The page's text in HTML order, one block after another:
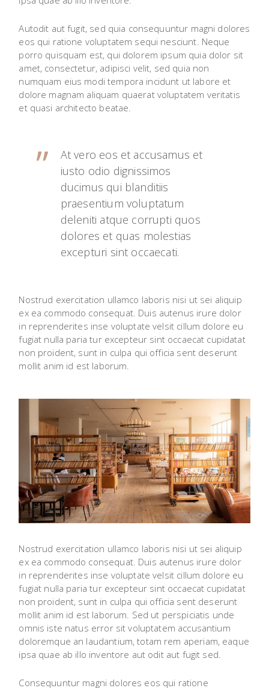
Autodit aut fugit, sed quia consequuntur magni dolores
eos qui ratione voluptatem sequi nesciunt. Neque
porro quisquam est, qui dolorem ipsum quia dolor sit
amet, consectetur, adipisci velit, sed quia non
numquam eius modi tempora incidunt ut labore et
dolore magnam aliquam quaerat voluptatem veritatis
et quasi architecto beatae.
At vero eos et accusamus et
iusto odio dignissimos
ducimus qui blanditiis
praesentium voluptatum
deleniti atque corrupti quos
dolores et quas molestias
excepturi sint occaecati.
Nostrud exercitation ullamco laboris nisi ut sei aliquip
ex ea commodo consequat. Duis autenus irure dolor
in reprenderites inse voluptate velsit cillum dolore eu
fugiat nulla paria tur excepteur sint occaecat cupidatat
non proident, sunt in culpa qui officia sent deserunt
mollit anim id est laborum.
Nostrud exercitation ullamco laboris nisi ut sei aliquip
ex ea commodo consequat. Duis autenus irure dolor
in reprenderites inse voluptate velsit cillum dolore eu
fugiat nulla paria tur excepteur sint occaecat cupidatat
non proident, sunt in culpa qui officia sent deserunt
mollit anim id est laborum. Sed ut perspiciatis unde
omnis iste natus error sit voluptatem accusantium
doloremque an laudantium, totam rem aperiam, eaque
ipsa quae ab illo inventore aut odit aut fugit sed.
Consequuntur magni dolores eos qui ratione